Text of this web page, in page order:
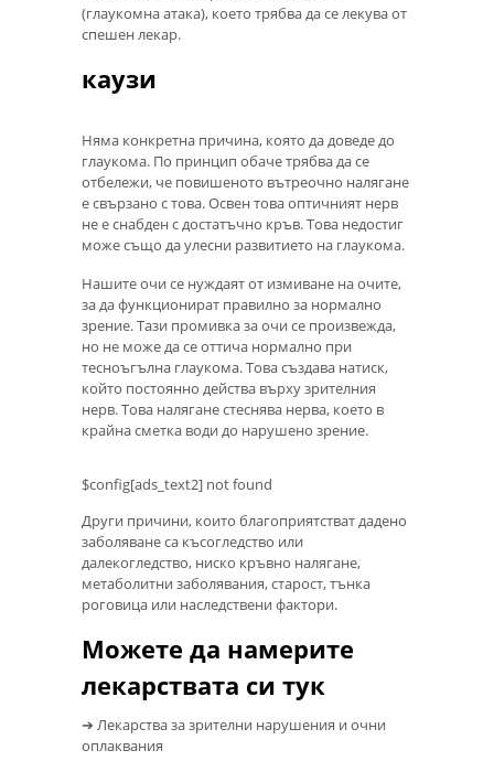
(глаукомна атака), което трябва да се лекува от
спешен лекар.
каузи
Няма конкретна причина, която да доведе до
глаукома. По принцип обаче трябва да се
отбележи, че повишеното вътреочно налягане
е свързано с това. Освен това оптичният нерв
не е снабден с достатъчно кръв. Това недостиг
може също да улесни развитието на глаукома.
Нашите очи се нуждаят от измиване на очите,
за да функционират правилно за нормално
зрение. Тази промивка за очи се произвежда,
но не може да се оттича нормално при
тесноъгълна глаукома. Това създава натиск,
който постоянно действа върху зрителния
нерв. Това налягане стеснява нерва, което в
крайна сметка води до нарушено зрение.
$config[ads_text2] not found
Други причини, които благоприятстват дадено
заболяване са късогледство или
далекогледство, ниско кръвно налягане,
метаболитни заболявания, старост, тънка
роговица или наследствени фактори.
Можете да намерите
лекарствата си тук
➔ Лекарства за зрителни нарушения и очни
оплаквания